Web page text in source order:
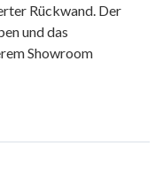
Rückwand. Der
und das
Showroom